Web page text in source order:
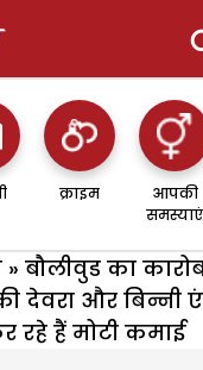
क्राइम
आपकी
समस्याएं
» बौलीवुड का
देवरा और बिन्नी
रहे हैं मोटी कमाई